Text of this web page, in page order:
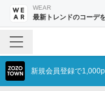
WEAR
最新トレンドのコーデ
新規会員登録で